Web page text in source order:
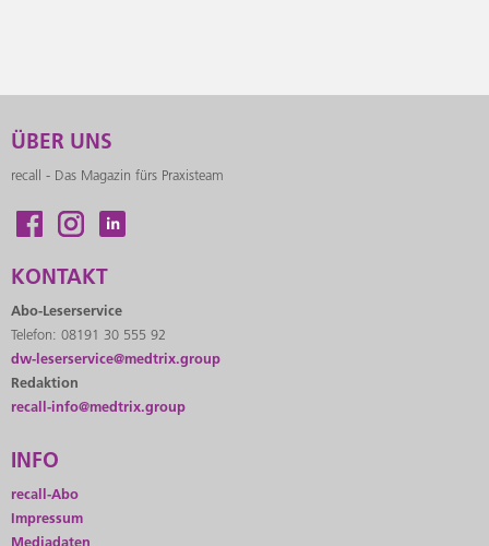
ÜBER UNS
recall - Das Magazin fürs Praxisteam
KONTAKT
Abo-Leserservice
Telefon: 08191 30 555 92
dw-leserservice@medtrix.group
Redaktion
recall-info@medtrix.group
INFO
recall-Abo
Impressum
Mediadaten